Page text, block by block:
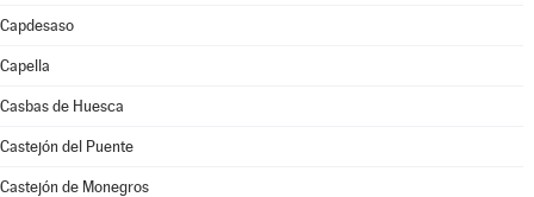
Capdesaso
Capella
Casbas de Huesca
Castejón del Puente
Castejón de Monegros